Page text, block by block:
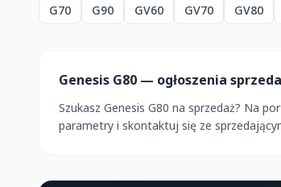
G70 G90 GV60 GV70 GV80
Genesis G80 — ogłoszenia
Szukasz Genesis G80 na sprzedaż? Na
parametry i skontaktuj się ze